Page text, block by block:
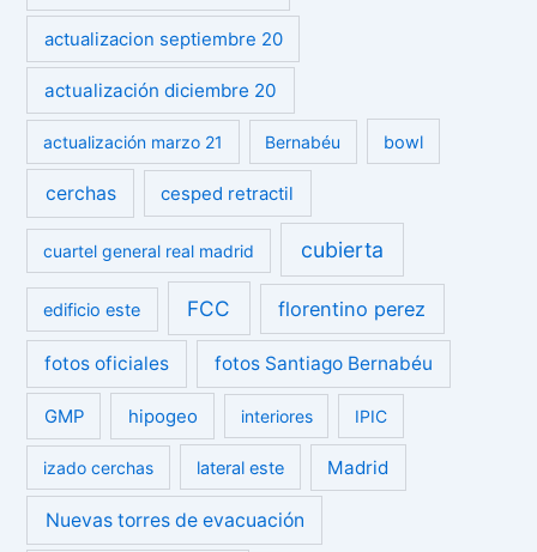
actualizacion septiembre 20
actualización diciembre 20
actualización marzo 21 Bernabéu bowl
cerchas cesped retractil
cuartel general real madrid cubierta
edificio este FCC florentino perez
fotos oficiales fotos Santiago Bernabéu
GMP hipogeo interiores IPIC
izado cerchas lateral este Madrid
Nuevas torres de evacuación